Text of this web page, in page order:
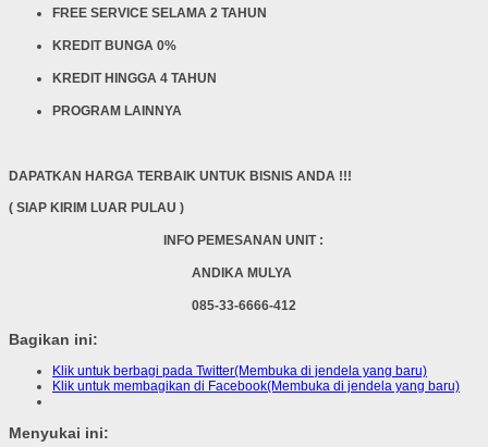
FREE SERVICE SELAMA 2 TAHUN
KREDIT BUNGA 0%
KREDIT HINGGA 4 TAHUN
PROGRAM LAINNYA
DAPATKAN HARGA TERBAIK UNTUK BISNIS ANDA !!!
( SIAP KIRIM LUAR PULAU )
INFO PEMESANAN UNIT :
ANDIKA MULYA
085-33-6666-412
Bagikan ini:
Klik untuk berbagi pada Twitter(Membuka di jendela yang baru)
Klik untuk membagikan di Facebook(Membuka di jendela yang baru)
Menyukai ini: